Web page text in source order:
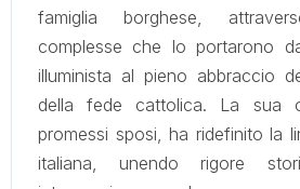
famiglia borghese,
complesse che lo portarono
illuminista al pieno abbraccio
della fede cattolica. La sua
promessi sposi, ha ridefinito la
italiana, unendo rigore